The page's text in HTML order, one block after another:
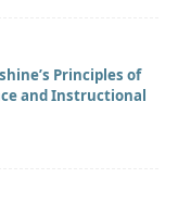
Principles of
and Instructional